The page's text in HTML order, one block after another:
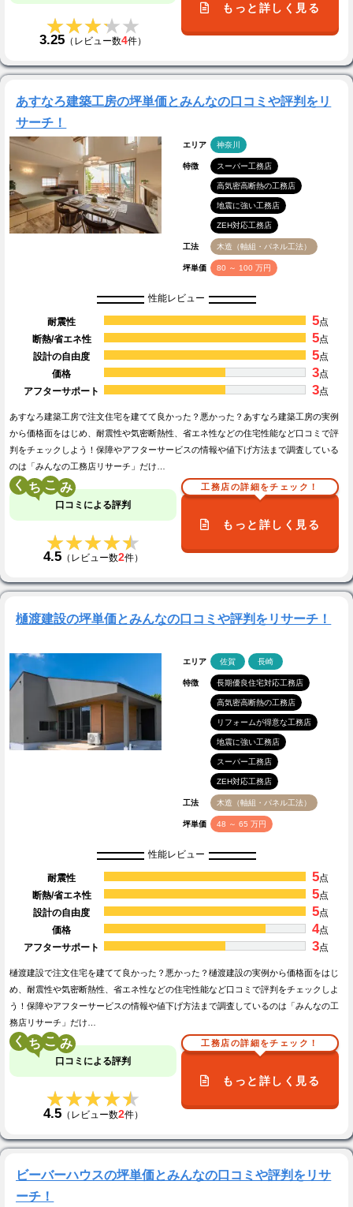
★★★★★
★★★★★
3.25 （レビュー数4件）
もっと詳しく見る
あすなろ建築工房の坪単価とみんなの口コミや評判をリ
サーチ！
エリア 神奈川
特徴 スーパー工務店
高気密高断熱の工務店
地震に強い工務店
ZEH対応工務店
工法 木造（軸組・パネル工法）
坪単価 80 ～ 100 万円
性能レビュー
耐震性 5点
断熱/省エネ性
5点
設計の自由度
5点
価格
3点
アフターサポート
3点
あすなろ建築工房で注文住宅を建てて良かった？悪かった？あすなろ建築工房の実例
から価格面をはじめ、耐震性や気密断熱性、省エネ性などの住宅性能など口コミで評
判をチェックしよう！保障やアフターサービスの情報や値下げ方法まで調査している
のは「みんなの工務店リサーチ」だけ…
く こ
口コミによる評判
★★★★★
★★★★★
4.5（レビュー数2件）
工務店の詳細をチェック！
もっと詳しく見る
樋渡建設の坪単価とみんなの口コミや評判をリサーチ！
エリア 佐賀 長崎
特徴 長期優良住宅対応工務店
高気密高断熱の工務店
リフォームが得意な工務店
地震に強い工務店
スーパー工務店
ZEH対応工務店
工法 木造（軸組・パネル工法）
坪単価 48 ～ 65 万円
性能レビュー
耐震性 5点
断熱/省エネ性
5点
設計の自由度
5点
価格
4点
アフターサポート
3点
樋渡建設で注文住宅を建てて良かった？悪かった？樋渡建設の実例から価格面をはじ
め、耐震性や気密断熱性、省エネ性などの住宅性能など口コミで評判をチェックしよ
う！保障やアフターサービスの情報や値下げ方法まで調査しているのは「みんなの工
務店リサーチ」だけ…
く こ
口コミによる評判
★★★★★
★★★★★
4.5（レビュー数2件）
工務店の詳細をチェック！
もっと詳しく見る
ビーバーハウスの坪単価とみんなの口コミや評判をリサ
ーチ！